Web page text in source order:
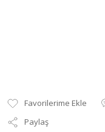
Paylaş